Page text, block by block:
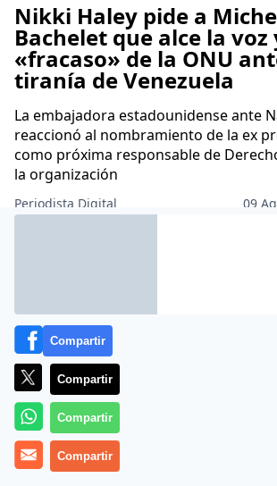
Nikki Haley pide a
Bachelet que alce la voz
«fracaso» de la ONU
tiranía de Venezuela
La embajadora estadounidense ante
reaccionó al nombramiento de la ex
como próxima responsable de
la organización
Periodista Digital
09
Compartir
Compartir
Compartir
Compartir